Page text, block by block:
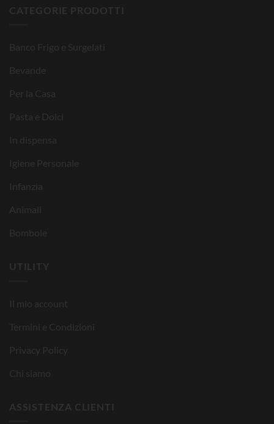
CATEGORIE PRODOTTI
Banco Frigo e Surgelati
Bevande
Per la Casa
Pasta e Dolci
In dispensa
Igiene Personale
Infanzia
Animali
Bombole
UTILITY
Il mio account
Termini e Condizioni
Privacy Policy
Chi siamo
ASSISTENZA CLIENTI